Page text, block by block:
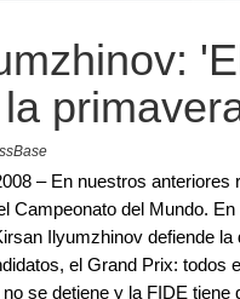
– En nuestros
Campeonato del Mundo.
Ilyumzhinov defiende
el Grand Prix: todos
se detiene y la FIDE